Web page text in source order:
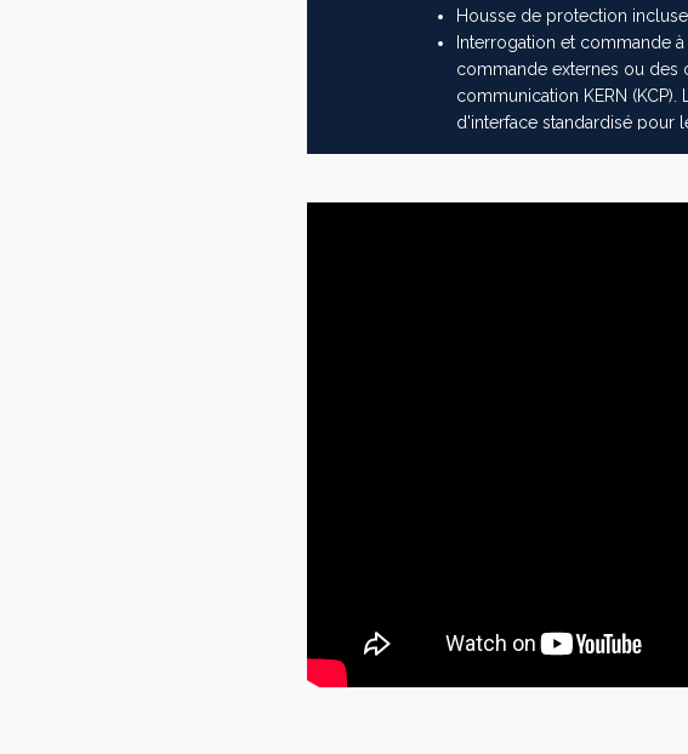
Housse de protection
Interrogation et commande
commande externes ou des
communication KERN
d'interface standardisé pour
facilement intégrés dans